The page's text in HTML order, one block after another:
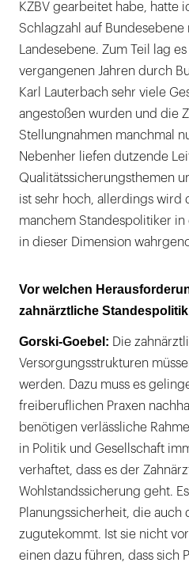
KZBV gearbeitet habe, hatte
Schlagzahl auf Bundesebene
Landesebene. Zum Teil lag
vergangenen Jahren durch
Karl Lauterbach sehr viele
angestoßen wurden und die
Stellungnahmen manchmal
Nebenher liefen dutzende
Qualitätssicherungsthemen
ist sehr hoch, allerdings wird
manchem Standespolitiker
in dieser Dimension
Vor welchen
zahnärztliche
Gorski-Goebel: Die
Versorgungsstrukturen
werden. Dazu muss es
freiberuflichen Praxen
benötigen verlässliche
in Politik und Gesellschaft
verhaftet, dass es der
Wohlstandssicherung geht.
Planungssicherheit, die auch
zugutekommt. Ist sie nicht
einen dazu führen, dass sich